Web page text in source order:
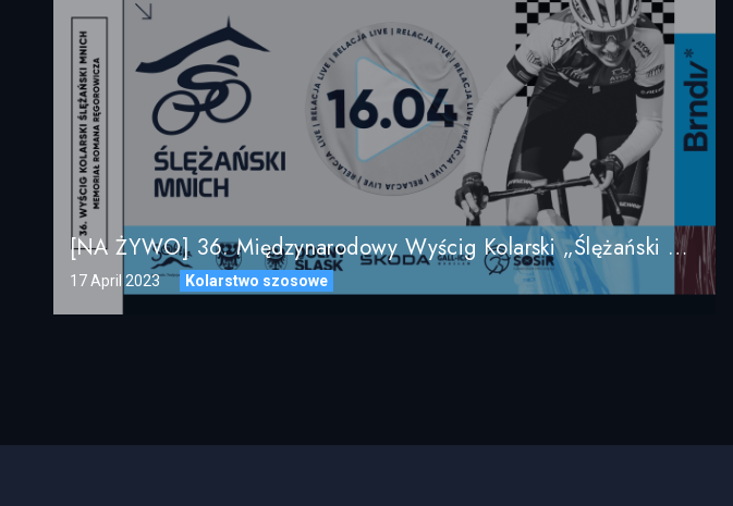
[NA ŻYWO] 36. Międzynarodowy Wyścig Kolarski „Ślężański Mnich” 2023, Sobótka
17 April 2023 Kolarstwo szosowe